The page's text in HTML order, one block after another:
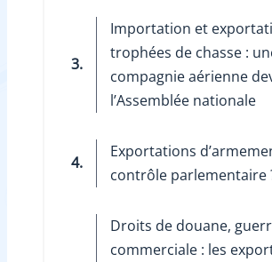
3.
Importation et
trophées de chasse :
compagnie aérienne
l’Assemblée nationale
4.
Exportations
contrôle parlementaire
Droits de douane,
commerciale : les